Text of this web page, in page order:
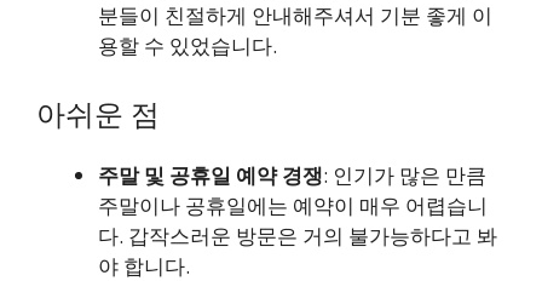
분들이 친절하게 안내해주셔서 기분 좋게 이
용할 수 있었습니다.
아쉬운 점
주말 및 공휴일 예약 경쟁: 인기가 많은 만큼
주말이나 공휴일에는 예약이 매우 어렵습니
다. 갑작스러운 방문은 거의 불가능하다고 봐
야 합니다.